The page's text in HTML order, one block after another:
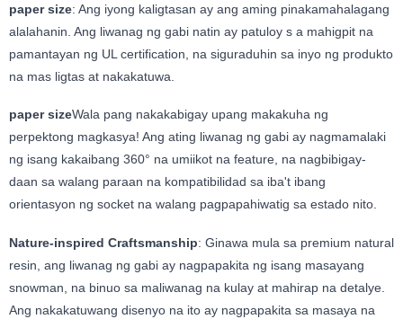
paper size: Ang iyong kaligtasan ay ang aming pinakamahalagang
alalahanin. Ang liwanag ng gabi natin ay patuloy s a mahigpit na
pamantayan ng UL certification, na siguraduhin sa inyo ng produkto
na mas ligtas at nakakatuwa.
paper sizeWala pang nakakabigay upang makakuha ng
perpektong magkasya! Ang ating liwanag ng gabi ay nagmamalaki
ng isang kakaibang 360° na umiikot na feature, na nagbibigay-
daan sa walang paraan na kompatibilidad sa iba't ibang
orientasyon ng socket na walang pagpapahiwatig sa estado nito.
Nature-inspired Craftsmanship: Ginawa mula sa premium natural
resin, ang liwanag ng gabi ay nagpapakita ng isang masayang
snowman, na binuo sa maliwanag na kulay at mahirap na detalye.
Ang nakakatuwang disenyo na ito ay nagpapakita sa masaya na